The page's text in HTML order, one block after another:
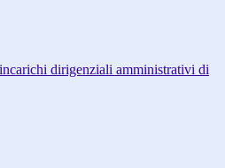
dirigenziali amministrativi di